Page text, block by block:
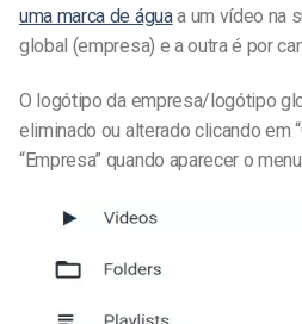
uma marca de águaa um vídeo na
global (empresa) e a outra é por
O logótipo da empresa/logótipo
eliminado ou alterado clicando em
“Empresa” quando aparecer o